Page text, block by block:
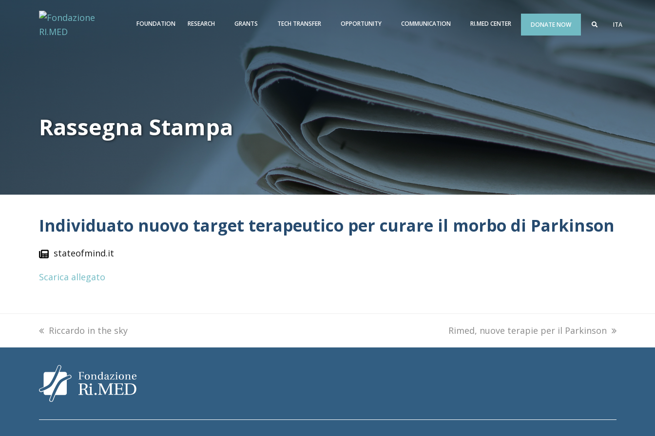
FOUNDATION RESEARCH GRANTS TECH TRANSFER OPPORTUNITY COMMUNICATION RI.MED CENTER DONATE NOW ITA
Rassegna Stampa
Individuato nuovo target terapeutico per curare il morbo di Parkinson
stateofmind.it
Scarica allegato
previous
post:
Riccardo in the sky
next
post:
Rimed, nuove terapie per il Parkinson